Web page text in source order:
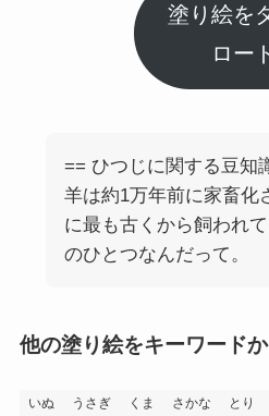
塗り絵を
ロー
== ひつじに関する豆知
羊は約1万年前に家畜化
に最も古くから飼われ
のひとつなんだって。
他の塗り絵をキーワード
いぬ うさぎ くま さかな とり